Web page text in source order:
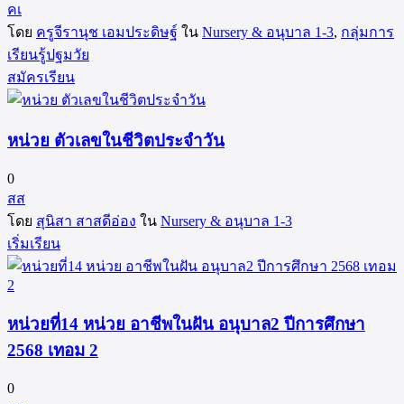
คเ
โดย ครูจีรานุช เอมประดิษฐ์ ใน Nursery & อนุบาล 1-3, กลุ่มการ
เรียนรู้ปฐมวัย
สมัครเรียน
หน่วย ตัวเลขในชีวิตประจำวัน
0
สส
โดย สุนิสา สาสดีอ่อง ใน Nursery & อนุบาล 1-3
เริ่มเรียน
หน่วยที่14 หน่วย อาชีพในฝัน อนุบาล2 ปีการศึกษา
2568 เทอม 2
0